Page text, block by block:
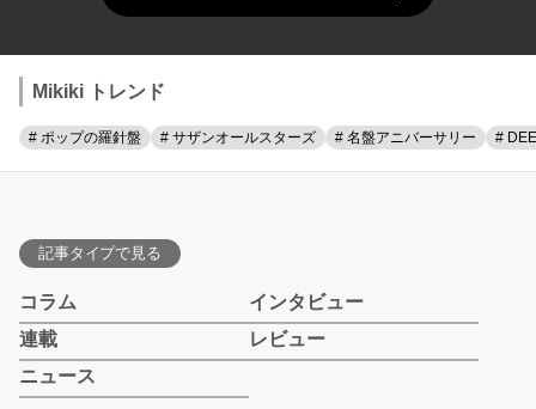
Mikiki トレンド
# ポップの羅針盤 # サザンオールスターズ # 名盤アニバーサリー #
記事タイプで見る
コラム
インタビュー
連載
レビュー
ニュース